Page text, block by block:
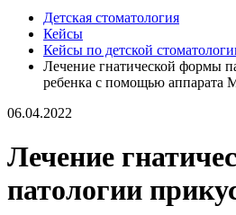
Детская стоматология
Кейсы
Кейсы по детской
Лечение гнатической формы
ребенка с помощью аппарата
06.04.2022
Лечение
патологии